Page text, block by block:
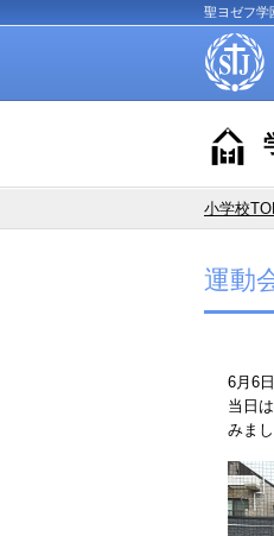
聖ヨゼフ学
小学校
運動
6 月 6
当日
みまし